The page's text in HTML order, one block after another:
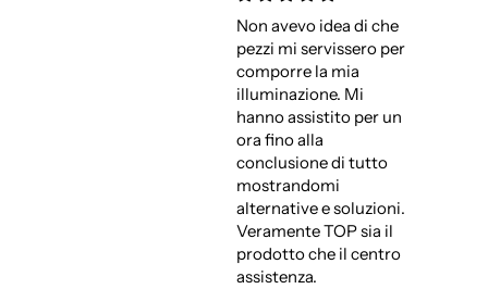
Non avevo idea di che
pezzi mi servissero per
comporre la mia
illuminazione. Mi
hanno assistito per un
ora fino alla
conclusione di tutto
mostrandomi
alternative e soluzioni.
Veramente TOP sia il
prodotto che il centro
assistenza.